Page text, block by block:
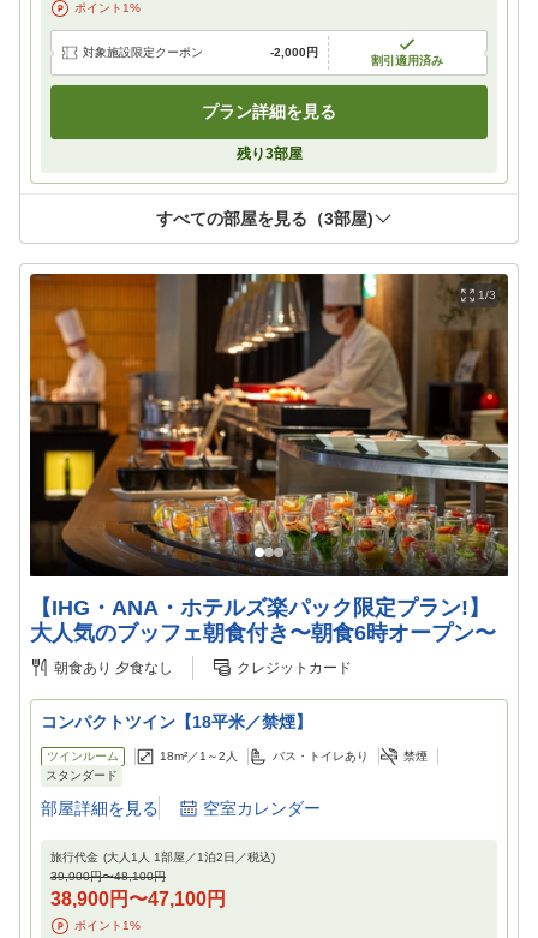
ポイント 1%
対象施設限定クーポン -2,000円
割引適用済み
プラン詳細を見る
残り3部屋
すべての部屋を見る（3部屋)
1/3
【IHG・ANA・ホテルズ楽パック限定プラン!】
大人気のブッフェ朝食付き〜朝食6時オープン〜
朝食あり 夕食なし クレジットカード
コンパクトツイン【18平米／禁煙】
ツインルーム 18m²／1～2 人 バス・トイレあり
禁煙
スタンダード
部屋詳細を見る 空室カレンダー
旅行代金 (大人1人 1部屋／1泊2日／税込)
39,900円〜48,100円
38,900円 〜47,100円
ポイント 1%